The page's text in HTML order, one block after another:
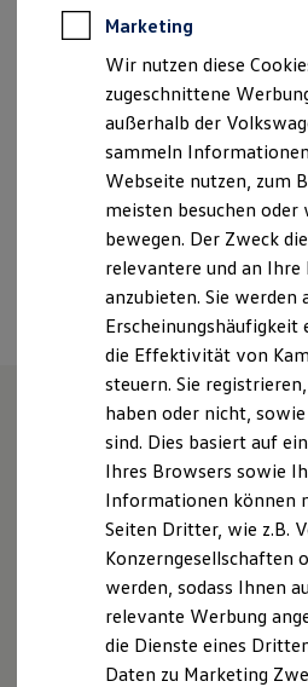
Elektroautos
ID. Tutorials
Elektrofahrzeugkonzepte
Reichweite
Reichweite der ID.
Reichweite im
Laden
Laden unterwegs
Laden Zuhause
Ladestationen finden
Batterie
Sicherheit
Garantie und
Nachhaltigkeit
Technologie
Kosten und Kauf
Verbrauchskosten
Kaufoptionen
E-Auto-Förderung
Software und
ID. Software
Digitale Extras
Schnittstellen zu
Hybridautos
Marke und Erlebnis
Volkswagen R und R
R-Modelle
service-coesfeld@knubel.de
Montag
Sonntag
Wie
Ihnen
Probefahrt vereinbaren
Marketing
Wir nutzen diese
zugeschnittene
außerhalb der
sammeln
Webseite nutzen, zum
meisten besuchen oder
bewegen. Der Zweck
relevantere und an
anzubieten. Sie werden
Erscheinungshäufigkeit
die Effektivität von
steuern. Sie
haben oder nicht,
sind. Dies basiert auf
Ihres Browsers sowie
Informationen können
Seiten Dritter, wie z.B.
Konzerngesellschaften
werden, sodass Ihnen
relevante Werbung
die Dienste eines
Daten zu Marketing